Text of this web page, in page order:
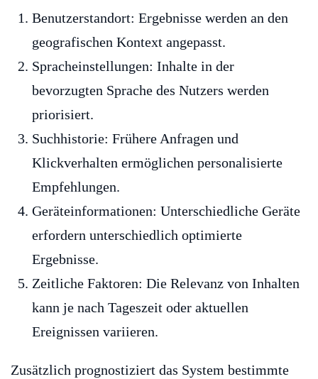
Benutzerstandort: Ergebnisse werden an den
geografischen Kontext angepasst.
Spracheinstellungen: Inhalte in der
bevorzugten Sprache des Nutzers werden
priorisiert.
Suchhistorie: Frühere Anfragen und
Klickverhalten ermöglichen personalisierte
Empfehlungen.
Geräteinformationen: Unterschiedliche Geräte
erfordern unterschiedlich optimierte
Ergebnisse.
Zeitliche Faktoren: Die Relevanz von Inhalten
kann je nach Tageszeit oder aktuellen
Ereignissen variieren.
Zusätzlich prognostiziert das System bestimmte